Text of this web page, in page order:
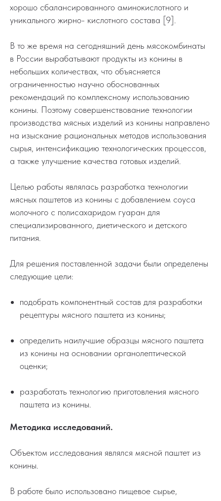
хорошо сбалансированного аминокислотного и
уникального жирно- кислотного состава [9].
В то же время на сегодняшний день мясокомбинаты
в России вырабатывают продукты из конины в
небольших количествах, что объясняется
ограниченностью научно обоснованных
рекомендаций по комплексному использованию
конины. Поэтому совершенствование технологии
производства мясных изделий из конины направлено
на изыскание рациональных методов использования
сырья, интенсификацию технологических процессов,
а также улучшение качества готовых изделий.
Целью работы являлась разработка технологии
мясных паштетов из конины с добавлением соуса
молочного с полисахаридом гуаран для
специализированного, диетического и детского
питания.
Для решения поставленной задачи были определены
следующие цели:
подобрать компонентный состав для разработки
рецептуры мясного паштета из конины;
определить наилучшие образцы мясного паштета
из конины на основании органолептической
оценки;
разработать технологию приготовления мясного
паштета из конины.
Методика исследований.
Объектом исследования являлся мясной паштет из
конины.
В работе было использовано пищевое сырье,